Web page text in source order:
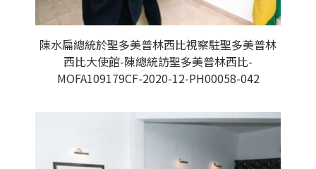
陳水扁總統於聖多美普林西比視察駐聖多美普林
西比大使館-陳總統訪聖多美普林西比-
MOFA109179CF-2020-12-PH00058-042